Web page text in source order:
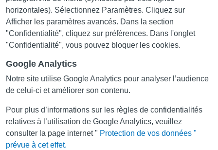
horizontales). Sélectionnez Paramètres. Cliquez sur
Afficher les paramètres avancés. Dans la section
"Confidentialité", cliquez sur préférences. Dans l'onglet
"Confidentialité", vous pouvez bloquer les cookies.
Google Analytics
Notre site utilise Google Analytics pour analyser l’audience
de celui-ci et améliorer son contenu.
Pour plus d’informations sur les règles de confidentialités
relatives à l’utilisation de Google Analytics, veuillez
consulter la page internet " Protection de vos données "
prévue à cet effet.